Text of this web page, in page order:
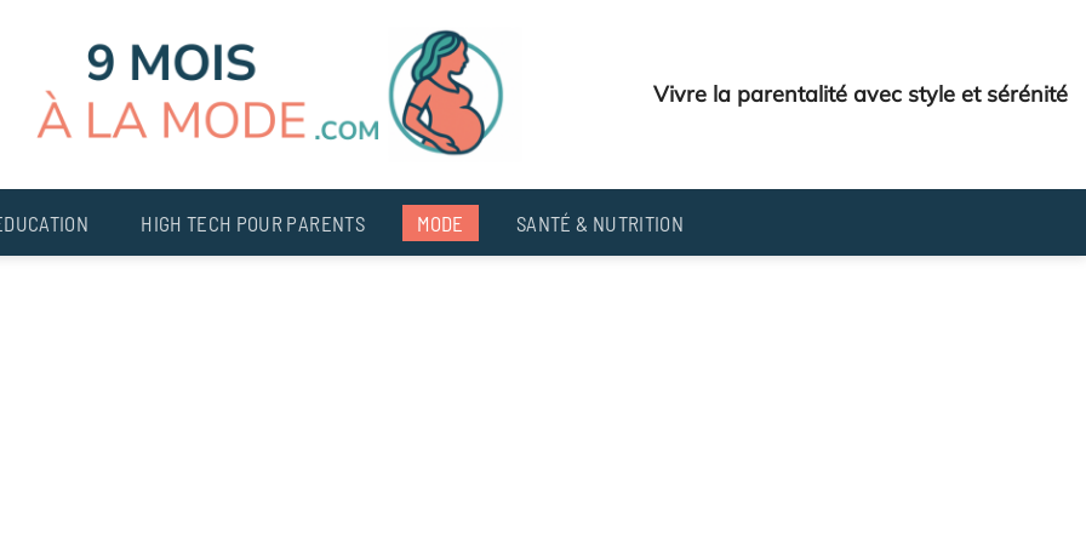
Vivre la parentalité avec style et sérénité
HIGH TECH POUR PARENTS MODE SANTÉ & NUTRITION